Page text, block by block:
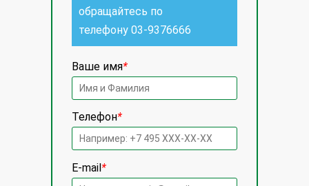
обращайтесь по
телефону 03-9376666
Ваше имя*
Телефон*
E-mail*